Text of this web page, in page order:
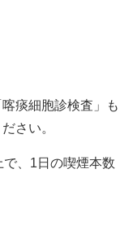
痰細胞診検査」も
さい。
、1日の喫煙本数